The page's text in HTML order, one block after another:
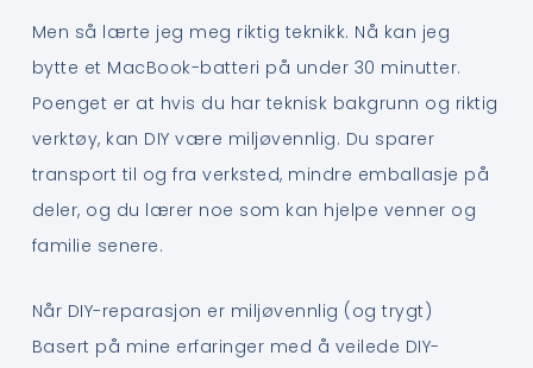
Men så lærte jeg meg riktig teknikk. Nå kan jeg
bytte et MacBook-batteri på under 30 minutter.
Poenget er at hvis du har teknisk bakgrunn og riktig
verktøy, kan DIY være miljøvennlig. Du sparer
transport til og fra verksted, mindre emballasje på
deler, og du lærer noe som kan hjelpe venner og
familie senere.
Når DIY-reparasjon er miljøvennlig (og trygt)
Basert på mine erfaringer med å veilede DIY-